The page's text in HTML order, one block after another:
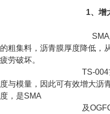
1、增
SMA
的粗集料，沥青膜厚度降低，
疲劳破坏。
TS-004玄武岩纤
度与模量，因此可有效增大沥
度，是SMA
及OGFC等嵌挤结